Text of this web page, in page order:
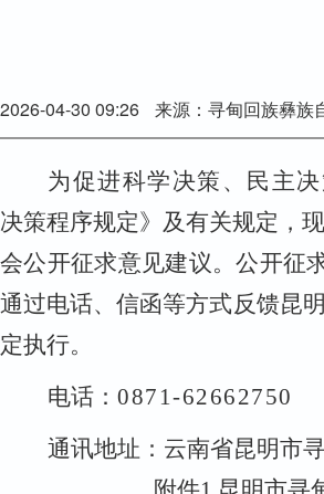
2026-04-30 09:26 来源：寻甸回族彝族
为促进科学决策、民主
决策程序规定》及有关规定，
会公开征求意见建议。公开征
通过电话、信函等方式反馈昆
定执行。
电话： 0871-62662750
通讯地址：云南省昆明市